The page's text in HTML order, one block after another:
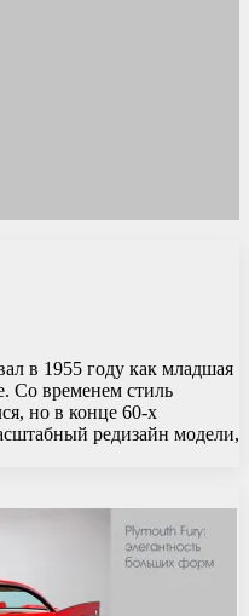
в 1955 году как младшая
Со временем стиль
но в конце 60-х
редизайн модели,